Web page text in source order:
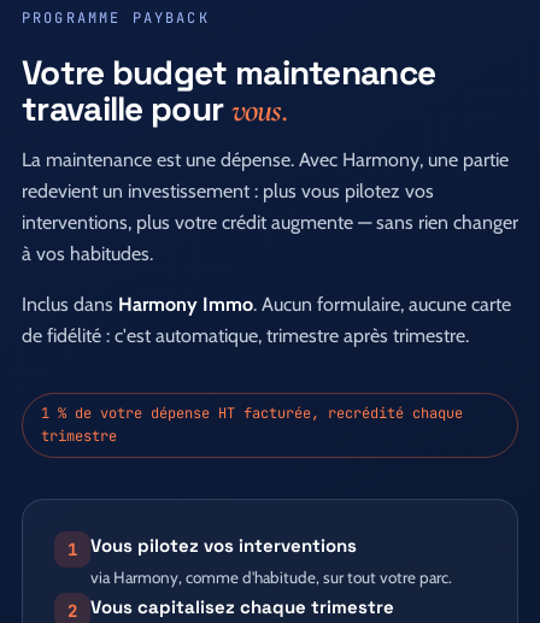
PROGRAMME PAYBACK
Votre budget maintenance
travaille pourvous.
La maintenance est une dépense. Avec Harmony, une partie
redevient un investissement : plus vous pilotez vos
interventions, plus votre crédit augmente — sans rien changer
à vos habitudes.
Inclus dans Harmony Immo. Aucun formulaire, aucune carte
de fidélité : c'est automatique, trimestre après trimestre.
1 % de votre dépense HT facturée, recrédité chaque
trimestre
1 Vous pilotez vos interventions
via Harmony, comme d'habitude, sur tout votre parc.
2 Vous capitalisez chaque trimestre